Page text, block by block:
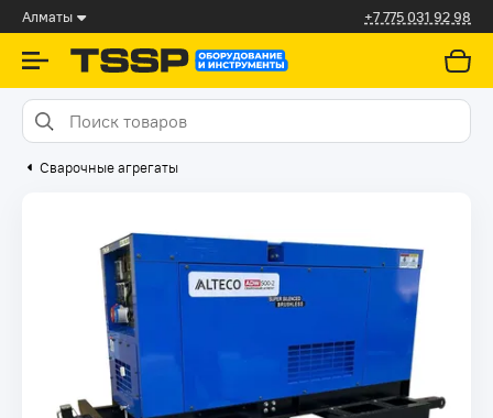
Алматы +7 775 031 92 98
Сварочные агрегаты